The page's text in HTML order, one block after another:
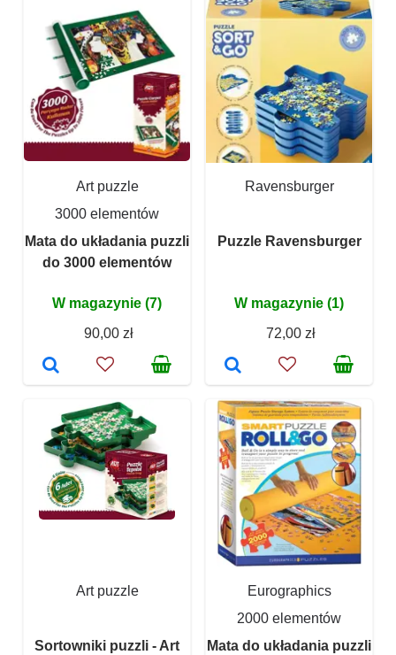
Art puzzle
3000 elementów
Mata do układania puzzli
do 3000 elementów
W magazynie (7)
90,00 zł
Ravensburger
Puzzle Ravensburger
W magazynie (1)
72,00 zł
Art puzzle
Sortowniki puzzli - Art
Eurographics
2000 elementów
Mata do układania puzzli